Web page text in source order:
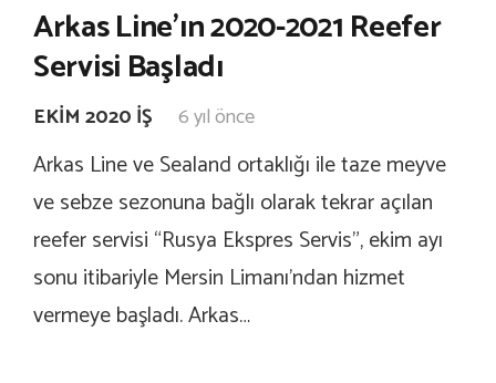
Arkas Line’ın 2020-2021 Reefer
Servisi Başladı
EKIM 2020 İŞ 6 yıl önce
Arkas Line ve Sealand ortaklığı ile taze meyve
ve sebze sezonuna bağlı olarak tekrar açılan
reefer servisi “Rusya Ekspres Servis”, ekim ayı
sonu itibariyle Mersin Limanı’ndan hizmet
vermeye başladı. Arkas…